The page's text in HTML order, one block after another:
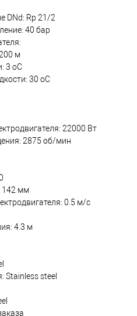
DNd: Rp 21/2
40 бар
м
3 oC
30 oC
22000 Вт
2875 об/мин
142 мм
0.5 м/с
4.3 м
Stainless steel